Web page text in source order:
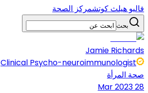
فاليو هيلث كوتشمركز الصحة
بحث
Jamie Richards
Clinical Psycho-neuroimmunologist
صحة المرأة
28 Mar 2023